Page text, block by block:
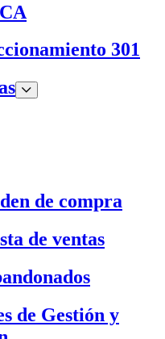
301
de compra
de ventas
de Gestión y